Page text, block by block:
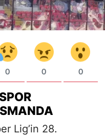
0 0 0
Lig’in 28.